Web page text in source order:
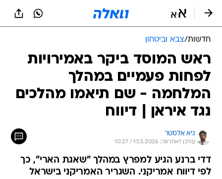
חדשות/צבא וביטחון
ראש המוסד ביקר באמירויות
לפחות פעמיים במהלך
המלחמה - שם תיאמו מהלכים
נגד איראן | דיווח
גיא אלסטר
עודכן לאחרונה: 13.5.2026 / 10:27
דדי ברנע הגיע למפרץ במהלך "שאגת הארי", כך
לפי דיווח אמריקני. השגריר האמריקני בישראל